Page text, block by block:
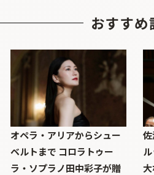
おすすめ
オペラ・アリアからシュー
ベルトまで コロラトゥー
ラ・ソプラノ田中彩子が贈